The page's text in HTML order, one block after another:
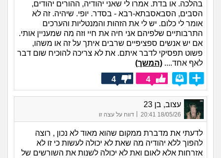
בהלכה. או בדת. אמרו לי שאני יהודיה, ההורים יהודים,
הסבים, הסבאסבתא-רבא - בסדר. יופי. שיהיה. זה לא
אומר לי כלום. יש לי את הזהות והמנטליות והערכים
התרבותיים שלפיהם אני חיה את חיי וזה מה שמעניין אותי.
אם יש אנשים ספציפיים שרבים איתך על זה או משהו,
פשוט תפסיקי לדבר איתם. את לא צריכה להוכיח שום דבר
לאף אחד.... (המשך)
4
4
עצוב, בן 23
18/05/26 20:41 דווח על עצה זו
לדעתי את מדברת ממקום שהוא מאוד לא נכון , רוצה
להפוך ללא יהודיה מה שאת לא יכולה לעשות כי זו לא
אזרחות אלא לאום ואת לא יכולה לשנות את השורשים של